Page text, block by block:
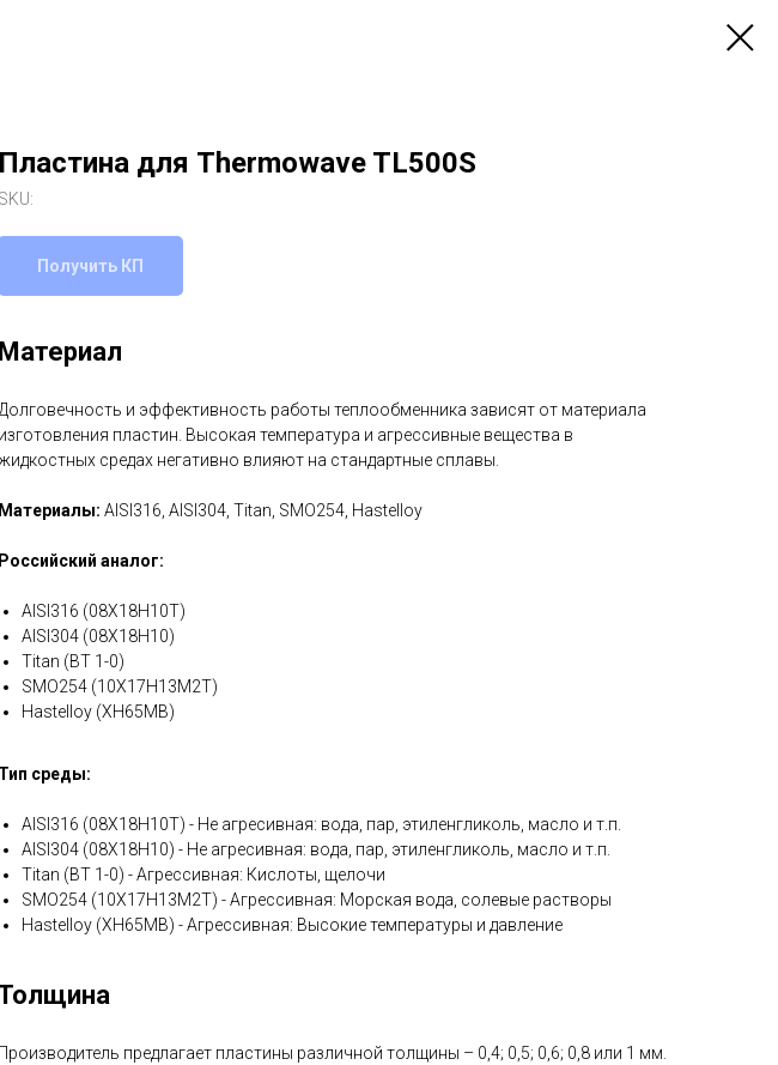
Пластина для Thermowave TL500S
SKU:
Получить КП
Материал
и эффективность работы теплообменника зависят от материала
изготовления пластин. Высокая температура и агрессивные вещества в
средах негативно влияют на стандартные сплавы.
Материалы: AISI316, AISI304, Titan, SMO254, Hastelloy
Российский аналог:
AISI316 (08Х18Н10Т)
AISI304 (08Х18Н10)
Titan (ВТ 1-0)
SMO254 (10Х17Н13М2Т)
Hastelloy (ХН65МВ)
Тип среды:
AISI316 (08Х18Н10Т) - Не агресивная: вода, пар, этиленгликоль, масло и т.п.
AISI304 (08Х18Н10) - Не агресивная: вода, пар, этиленгликоль, масло и т.п.
Titan (ВТ 1-0) - Агрессивная: Кислоты, щелочи
SMO254 (10Х17Н13М2Т) - Агрессивная: Морская вода, солевые растворы
Hastelloy (ХН65МВ) - Агрессивная: Высокие температуры и давление
Производитель предлагает пластины различной толщины – 0,4; 0,5; 0,6; 0,8 или 1 мм.